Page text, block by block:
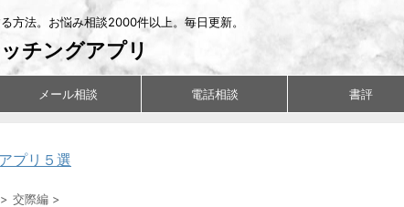
方法。お悩み相談2000件以上。毎日更新。
チングアプリ
メール相談 電話相談 書評
プリ５選
> 交際編 >